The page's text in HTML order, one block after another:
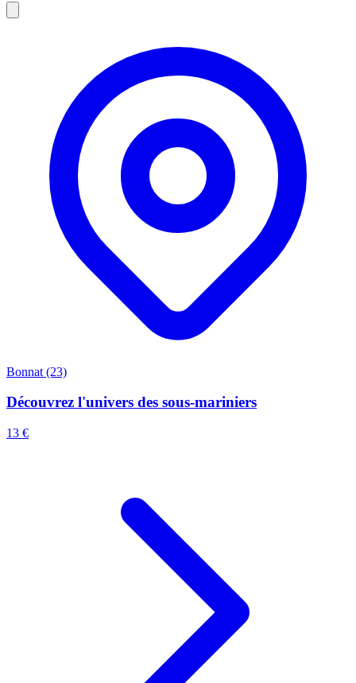
Bonnat (23)
Découvrez l'univers des sous-mariniers
13 €